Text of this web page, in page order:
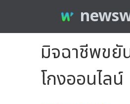
มิจฉาชีพขยั
โกงออนไลน์